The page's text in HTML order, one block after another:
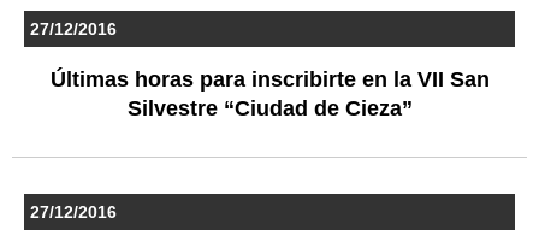
27/12/2016
Últimas horas para inscribirte en la VII San
Silvestre “Ciudad de Cieza”
27/12/2016